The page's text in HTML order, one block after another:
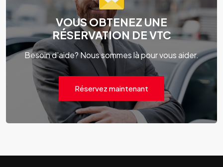
VOUS OBTENEZ UNE
RÉSERVATION DE VTC
Besoin d'aide? Nous sommes là pour vous aider.
Réservez maintenant